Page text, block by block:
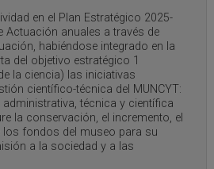
en el Plan Estratégico 2025-
Actuación anuales a través de
habiéndose integrado en la
del objetivo estratégico 1
la ciencia) las iniciativas
científico-técnica del MUNCYT:
administrativa, técnica y científica
la conservación, el incremento, el
los fondos del museo para su
a la sociedad y a las